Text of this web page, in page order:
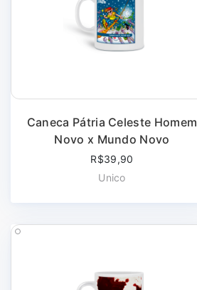
Caneca Pátria Celeste Homem
Novo x Mundo Novo
R$39,90
Unico